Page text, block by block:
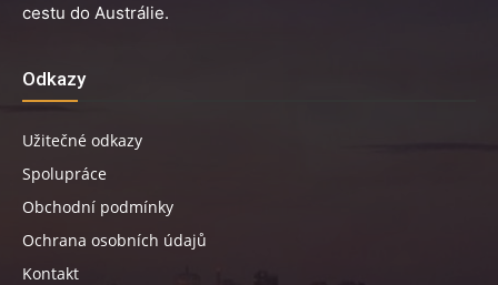
cestu do Austrálie.
Odkazy
Užitečné odkazy
Spolupráce
Obchodní podmínky
Ochrana osobních údajů
Kontakt